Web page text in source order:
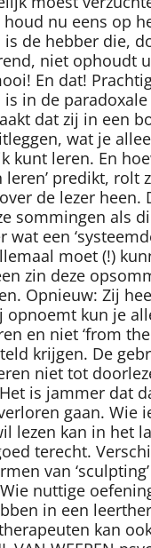
nu eens op
is de hebber die,
niet ophoudt
En dat!
is in de
dat zij in een
wat je
kunt leren. En
leren’ predikt, rolt
de lezer heen.
sommingen als
wat een
moet (!)
zin deze
Opnieuw: Zij
opnoemt kun je
en niet ‘from
krijgen. De
niet tot
is jammer dat
gaan. Wie
lezen kan in het
terecht.
van
nuttige
in een
kan